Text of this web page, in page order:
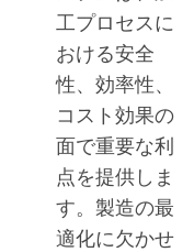
工プロセスに
おける安全
性、効率性、
コスト効果の
面で重要な利
点を提供しま
す。製造の最
適化に欠かせ